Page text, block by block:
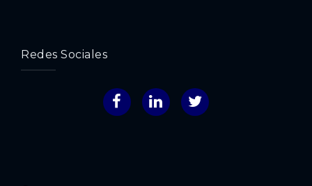
Redes Sociales
FacebookLinkedInTwitter